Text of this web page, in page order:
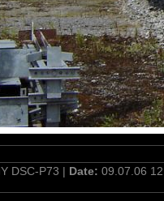
DSC-P73 | Date: 09.07.06